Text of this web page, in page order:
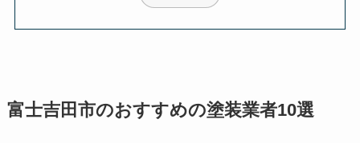
富士吉田市のおすすめの塗装業者10選